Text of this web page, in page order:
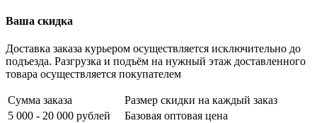
Ваша скидка
Доставка заказа курьером осуществляется исключительно до
подъезда. Разгрузка и подъём на нужный этаж доставленного
товара осуществляется покупателем
Сумма заказа
Размер скидки на каждый заказ
5 000 - 20 000 рублей
Базовая оптовая цена